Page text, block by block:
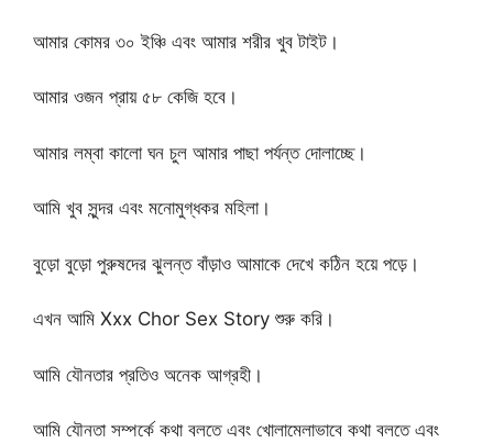
আমার কোমর ৩০ ইঞ্চি এবং আমার শরীর খুব টাইট।
আমার ওজন প্রায় ৫৮ কেজি হবে।
আমার লম্বা কালো ঘন চুল আমার পাছা পর্যন্ত দোলাচ্ছে।
আমি খুব সুন্দর এবং মনোমুগ্ধকর মহিলা।
বুড়ো বুড়ো পুরুষদের ঝুলন্ত বাঁড়াও আমাকে দেখে কঠিন হয়ে পড়ে।
এখন আমি Xxx Chor Sex Story শুরু করি।
আমি যৌনতার প্রতিও অনেক আগ্রহী।
আমি যৌনতা সম্পর্কে কথা বলতে এবং খোলামেলাভাবে কথা বলতে এবং